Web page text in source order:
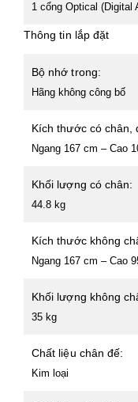
1 cổng Optical (Digital
Thông tin lắp đặt
Bộ nhớ trong:
Hãng không công bố
Kích thước có chân,
Ngang 167 cm – Cao
Khối lượng có chân:
44.8 kg
Kích thước không
Ngang 167 cm – Cao
Khối lượng không
35 kg
Chất liệu chân đế:
Kim loại